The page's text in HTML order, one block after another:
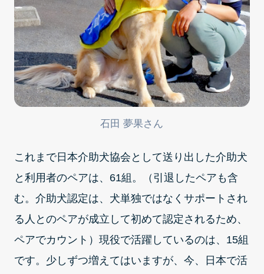
石田 夢果さん
これまで日本介助犬協会として送り出した介助犬
と利用者のペアは、61組。（引退したペアも含
む。介助犬認定は、犬単独ではなくサポートされ
る人とのペアが成立して初めて認定されるため、
ペアでカウント）現役で活躍しているのは、15組
です。少しずつ増えてはいますが、今、日本で活